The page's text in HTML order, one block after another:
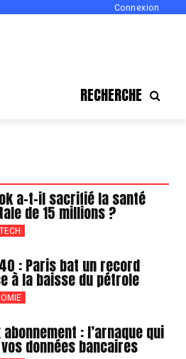
Connexion
RECHERCHE
a-t-il sacrifié la santé
de 15 millions ?
40 : Paris bat un record
à la baisse du pétrole
abonnement : l’arnaque qui
données bancaires